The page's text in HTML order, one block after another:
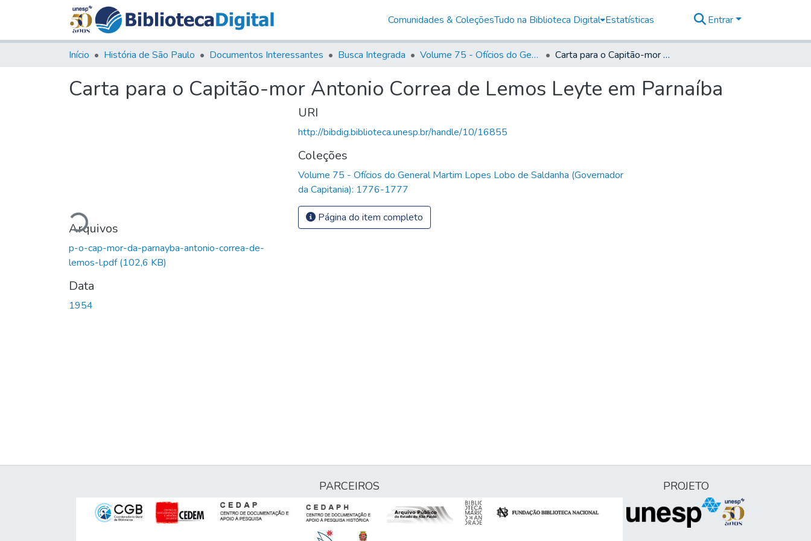
Comunidades & ColeçõesTudo na Biblioteca Digital Estatísticas Entrar
Início História de São Paulo Documentos Interessantes Busca Integrada Volume 75 - Ofícios do General Martim Lopes Lobo de Saldanha (Governador da Capitania): 1776-1777 Carta para o Capitão-mor Antonio Correa de Lemos Leyte em Parnaíba
Carta para o Capitão-mor Antonio Correa de Lemos Leyte em Parnaíba
Carregando...
Arquivos
p-o-cap-mor-da-parnayba-antonio-correa-de-
lemos-l.pdf(102,6 KB)
Data
1954
URI
http://bibdig.biblioteca.unesp.br/handle/10/16855
Coleções
Volume 75 - Ofícios do General Martim Lopes Lobo de Saldanha (Governador
da Capitania): 1776-1777
Página do item completo
PARCEIROS PROJETO